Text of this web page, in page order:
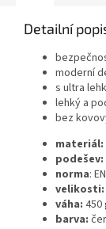
Detailní
moderní
s ultra
lehký a
bez
materiál:
podešev:
norma:
velikosti:
váha: 450
barva: